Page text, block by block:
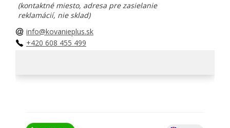
(kontaktné miesto, adresa pre zasielanie
reklamácií, nie sklad)
info@kovanieplus.sk
+420 608 455 499